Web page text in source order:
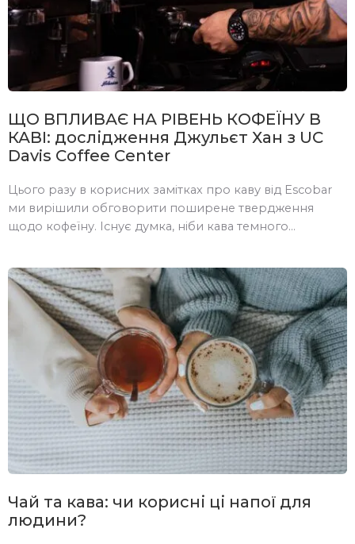
ЩО ВПЛИВАЄ НА РІВЕНЬ КОФЕЇНУ В
КАВІ: дослідження Джульєт Хан з UC
Davis Coffee Center
Цього разу в корисних замітках про каву від Escobar
ми вирішили обговорити поширене твердження
щодо кофеїну. Існує думка, ніби кава темного
цьому питанні колись захотіла і Джульєт Хан —
головний обсмажувальник в UC Davis Coffee Center. Це
перший мультидисциплінарний центр […]
Чай та кава: чи корисні ці напої для
людини?